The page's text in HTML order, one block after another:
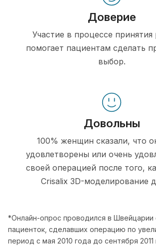
Доверие
Участие в процессе
помогает пациентам сделать
выбор.
Довольны
100% женщин сказали, что
удовлетворены или очень
своей операцией после того,
Crisalix 3D-моделирование
*Онлайн-опрос проводился в Швейцарии
пациенток, сделавших операцию по
период с мая 2010 года до сентября 2011